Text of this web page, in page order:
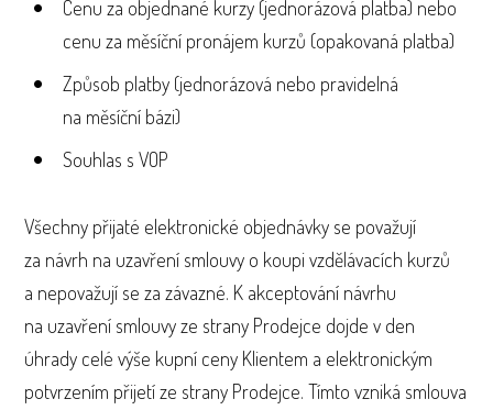
Cenu za objednané kurzy (jednorázová platba) nebo
cenu za měsíční pronájem kurzů (opakovaná platba)
Způsob platby (jednorázová nebo pravidelná
na měsíční bázi)
Souhlas s VOP
Všechny přijaté elektronické objednávky se považují
za návrh na uzavření smlouvy o koupi vzdělávacích kurzů
a nepovažují se za závazné. K akceptování návrhu
na uzavření smlouvy ze strany Prodejce dojde v den
úhrady celé výše kupní ceny Klientem a elektronickým
potvrzením přijetí ze strany Prodejce. Tímto vzniká smlouva